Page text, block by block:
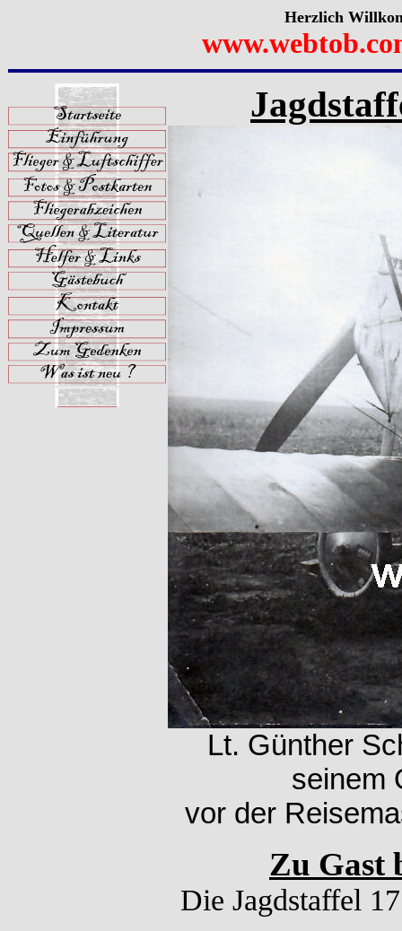
Herzlich
Lt. Günther
seinem
vor der
Zu Gast
Die Jagdstaffel